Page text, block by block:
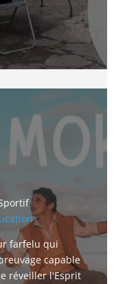
farfelu qui
capable
réveiller l'Esprit